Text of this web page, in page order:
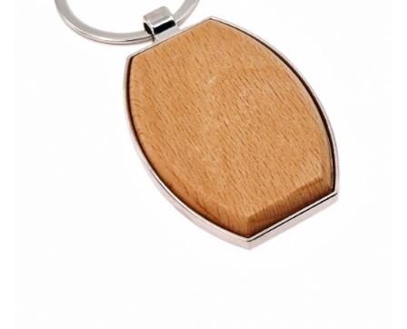
Mijloace de transport
Seturi figurine diverse
Ornamente si scrapbooking
Suporturi decoupage, placute